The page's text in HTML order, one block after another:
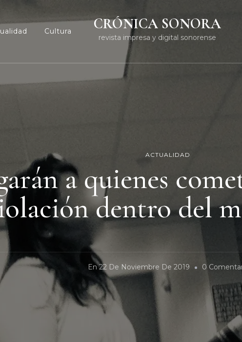
Cultura CRÓNICA SONORA
revista impresa y digital sonorense
ACTUALIDAD
a quienes
dentro del
En22 De Noviembre De 2019 0